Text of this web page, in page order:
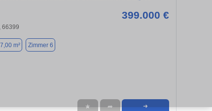
399.000 €
66399
m² Zimmer 6
★ ➦ ➜